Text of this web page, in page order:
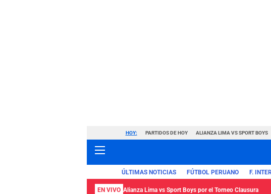
HOY: PARTIDOS DE HOY ALIANZA LIMA VS SPORT BOYS
ÚLTIMAS NOTICIAS FÚTBOL PERUANO F.
EN VIVO Alianza Lima vs Sport Boys por el Torneo Clausura